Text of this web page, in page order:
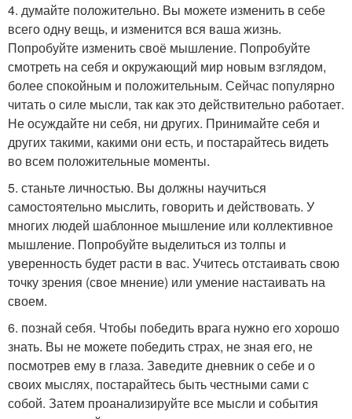
4. думайте положительно. Вы можете изменить в себе
всего одну вещь, и изменится вся ваша жизнь.
Попробуйте изменить своё мышление. Попробуйте
смотреть на себя и окружающий мир новым взглядом,
более спокойным и положительным. Сейчас популярно
читать о силе мысли, так как это действительно работает.
Не осуждайте ни себя, ни других. Принимайте себя и
других такими, какими они есть, и постарайтесь видеть
во всем положительные моменты.
5. станьте личностью. Вы должны научиться
самостоятельно мыслить, говорить и действовать. У
многих людей шаблонное мышление или коллективное
мышление. Попробуйте выделиться из толпы и
уверенность будет расти в вас. Учитесь отстаивать свою
точку зрения (свое мнение) или умение настаивать на
своем.
6. познай себя. Чтобы победить врага нужно его хорошо
знать. Вы не можете победить страх, не зная его, не
посмотрев ему в глаза. Заведите дневник о себе и о
своих мыслях, постарайтесь быть честными сами с
собой. Затем проанализируйте все мысли и события